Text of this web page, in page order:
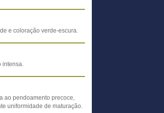
e coloração verde-escura.
intensa.
ao pendoamento precoce,
uniformidade de maturação.